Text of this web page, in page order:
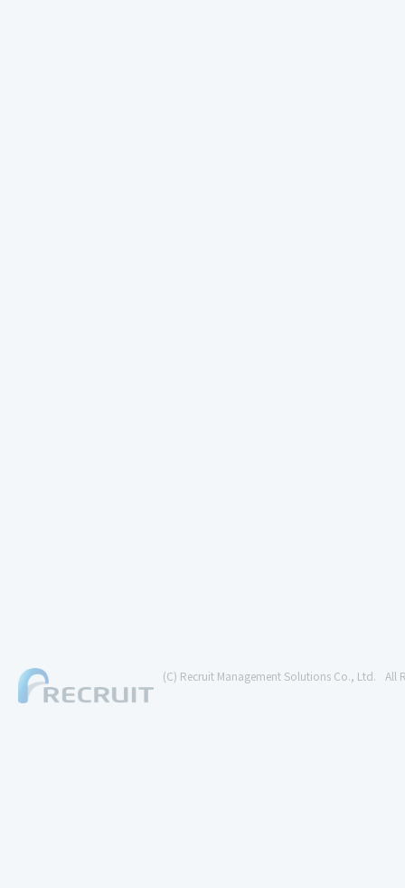
(C) Recruit Management Solutions Co., Ltd. All